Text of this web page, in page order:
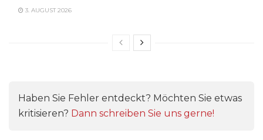
3. AUGUST 2026
Haben Sie Fehler entdeckt? Möchten Sie etwas
kritisieren? Dann schreiben Sie uns gerne!